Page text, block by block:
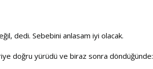
dedi. Sebebini anlasam iyi olacak.
doğru yürüdü ve biraz sonra döndüğünde: